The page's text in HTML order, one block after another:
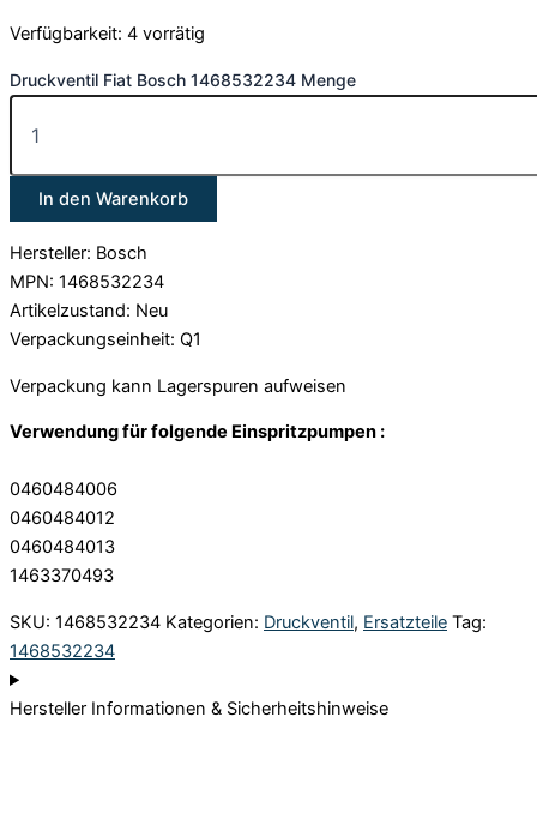
Verfügbarkeit: 4 vorrätig
Druckventil Fiat Bosch 1468532234 Menge
In den Warenkorb
Hersteller: Bosch
MPN: 1468532234
Artikelzustand: Neu
Verpackungseinheit: Q1
Verpackung kann Lagerspuren aufweisen
Verwendung für folgende Einspritzpumpen :
0460484006
0460484012
0460484013
1463370493
SKU: 1468532234 Kategorien: Druckventil, Ersatzteile Tag:
1468532234
Hersteller Informationen & Sicherheitshinweise